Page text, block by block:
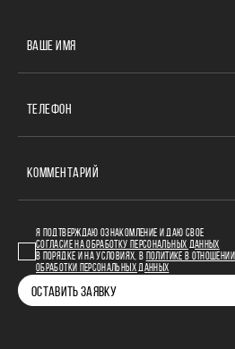
ВАШЕ ИМЯ
ТЕЛЕФОН
КОММЕНТАРИЙ
Я ПОДТВЕРЖДАЮ ОЗНАКОМЛЕНИЕ И ДАЮ СВОЕ
СОГЛАСИЕ НА ОБРАБОТКУ ПЕРСОНАЛЬНЫХ ДАННЫХ
В ПОРЯДКЕ И НА УСЛОВИЯХ, В
ПОЛИТИКЕ В ОТНОШЕНИИ
ОБРАБОТКИ ПЕРСОНАЛЬНЫХ ДАННЫХ
ОСТАВИТЬ ЗАЯВКУ